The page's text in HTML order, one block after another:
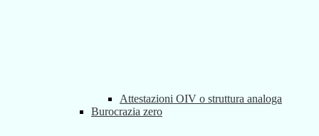
Attestazioni OIV o struttura analoga
Burocrazia zero